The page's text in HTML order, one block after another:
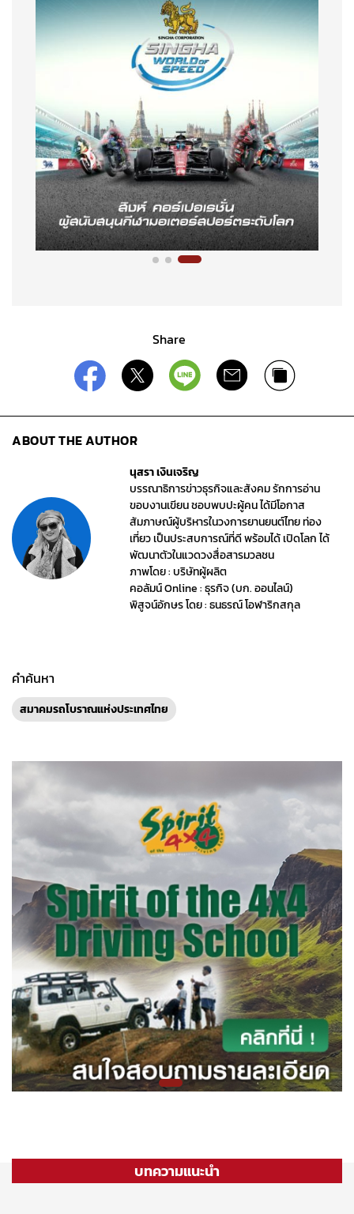
Share
ABOUT THE AUTHOR
นุสรา เงินเจริญ
บรรณาธิการข่าวธุรกิจและสังคม รักการอ่าน
ขอบงานเขียน ชอบพบปะผู้คน ได้มีโอกาส
สัมภาษณ์ผู้บริหารในวงการยานยนต์ไทย ท่อง
เที่ยว เป็นประสบการณ์ที่ดี พร้อมได้ เปิดโลก ได้
พัฒนาตัวในแวดวงสื่อสารมวลชน
ภาพโดย : บริษัทผู้ผลิต
คอลัมน์ Online : ธุรกิจ (บก. ออนไลน์)
พิสูจน์อักษร โดย : ธนธรณ์ โอฬาริกสกุล
คำค้นหา
สมาคมรถโบราณแห่งประเทศไทย
บทความแนะนำ